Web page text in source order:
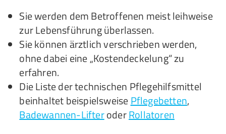
Sie werden dem Betroffenen meist leihweise
zur Lebensführung überlassen.
Sie können ärztlich verschrieben werden,
ohne dabei eine „Kostendeckelung“ zu
erfahren.
Die Liste der technischen Pflegehilfsmittel
beinhaltet beispielsweisePflegebetten,
Badewannen-LifteroderRollatoren